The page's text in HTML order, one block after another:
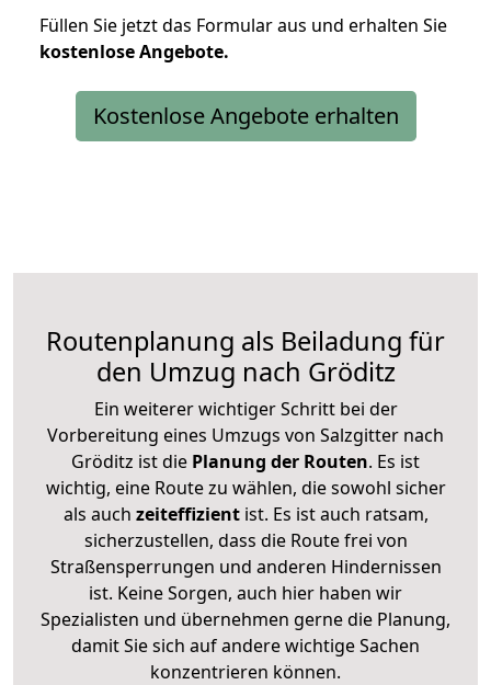
Füllen Sie jetzt das Formular aus und erhalten Sie
kostenloseAngebote.
Kostenlose Angebote erhalten
Routenplanung als Beiladung für
den Umzug nach Gröditz
Ein weiterer wichtiger Schritt bei der
Vorbereitung eines Umzugs von Salzgitter nach
Gröditz ist die Planung der Routen. Es ist
wichtig, eine Route zu wählen, die sowohl sicher
als auch zeiteffizientist. Es ist auch ratsam,
sicherzustellen, dass die Route frei von
Straßensperrungen und anderen Hindernissen
ist. Keine Sorgen, auch hier haben wir
Spezialisten und übernehmen gerne die Planung,
damit Sie sich auf andere wichtige Sachen
konzentrieren können.